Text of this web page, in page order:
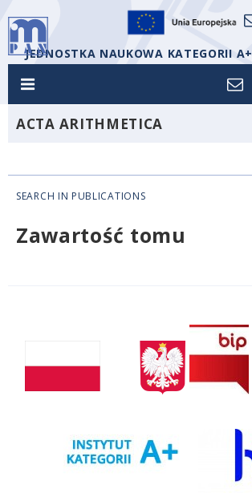
JEDNOSTKA NAUKOWA KATEGORII A+
ACTA ARITHMETICA
SEARCH IN PUBLICATIONS
Zawartość tomu